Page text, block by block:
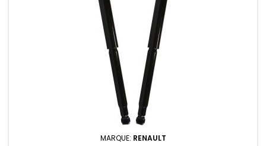
MARQUE: RENAULT